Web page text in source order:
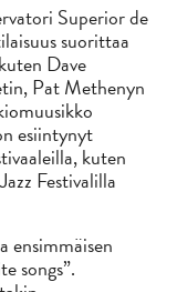
Superior de
suorittaa
Dave
Pat Methenyn
esiintynyt
kuten
Festivalilla
ensimmäisen
songs”.